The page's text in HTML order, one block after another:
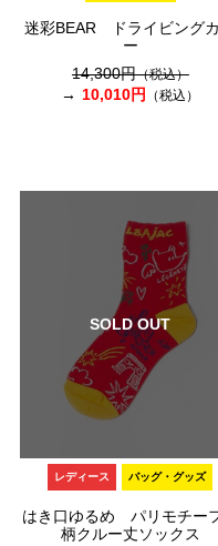
迷彩BEAR ドライビング
ー
14,300円（税込）
10,010円 （税込）
SOLD OUT
レディース バッグ・グッズ
はき口ゆるめ パリモチー
柄クルー丈ソックス